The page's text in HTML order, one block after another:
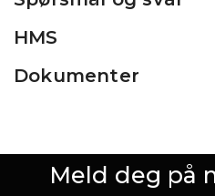
HMS
Dokumenter
Meld deg på